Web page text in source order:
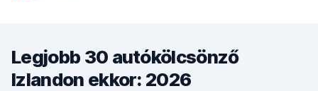
Legjobb 30 autókölcsönző
Izlandon ekkor: 2026